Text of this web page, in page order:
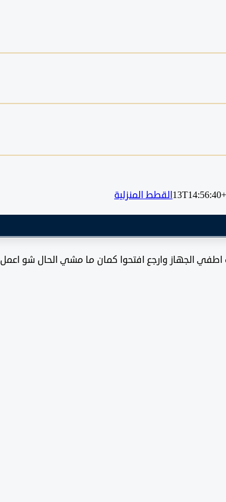
القطط المنزلية
الجهاز وارجع افتحوا كمان ما مشي الحال شو اعمل